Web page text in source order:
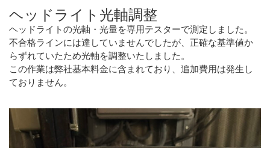
ヘッドライト光軸調整
ヘッドライトの光軸・光量を専用テスターで測定しました。
不合格ラインには達していませんでしたが、正確な基準値か
らずれていたため光軸を調整いたしました。
この作業は弊社基本料金に含まれており、追加費用は発生し
ておりません。